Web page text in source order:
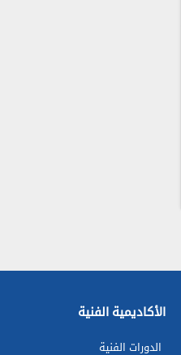
الأكاديمية الفنية
الدورات الفنية